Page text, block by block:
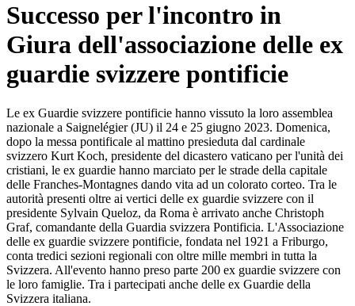
Successo per l'incontro in
Giura dell'associazione delle ex
guardie svizzere pontificie
Le ex Guardie svizzere pontificie hanno vissuto la loro assemblea
nazionale a Saignelégier (JU) il 24 e 25 giugno 2023. Domenica,
dopo la messa pontificale al mattino presieduta dal cardinale
svizzero Kurt Koch, presidente del dicastero vaticano per l'unità dei
cristiani, le ex guardie hanno marciato per le strade della capitale
delle Franches-Montagnes dando vita ad un colorato corteo. Tra le
autorità presenti oltre ai vertici delle ex guardie svizzere con il
presidente Sylvain Queloz, da Roma è arrivato anche Christoph
Graf, comandante della Guardia svizzera Pontificia. L'Associazione
delle ex guardie svizzere pontificie, fondata nel 1921 a Friburgo,
conta tredici sezioni regionali con oltre mille membri in tutta la
Svizzera. All'evento hanno preso parte 200 ex guardie svizzere con
le loro famiglie. Tra i partecipati anche delle ex Guardie della
Svizzera italiana.